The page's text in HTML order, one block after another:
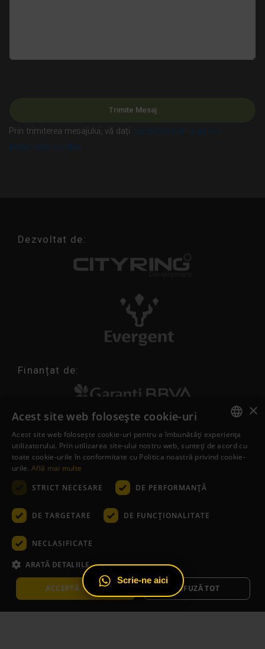
Scrie-ne aici
Prin trimiterea mesajului, vă dați consimțământul privind
prelucrarea datelor.
Dezvoltat de:
Finanțat de:
Informații
Confidențialitate
ANPC – 0219551
ANPC-SAL
Date de contact
Șoseaua Chitilei 242, Sector 1
ROMANIAN
ENGLISH
×
Acest site web folosește cookie-uri
Acest site web folosește cookie-uri pentru a îmbunătăți experiența
utilizatorului. Prin utilizarea site-ului nostru web, sunteți de acord cu
toate cookie-urile în conformitate cu Politica noastră privind cookie-
urile. Află mai multe
STRICT NECESARE
DE PERFORMANȚĂ
DE TARGETARE DE FUNCŢIONALITATE
NECLASIFICATE
ARATĂ DETALIILE
ACCEPTĂ TOATE REFUZĂ TOT